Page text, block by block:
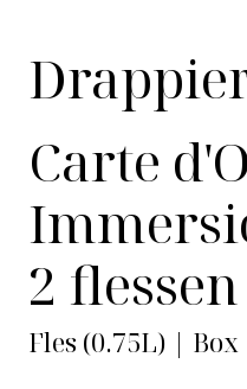
Carte
2 flessen
Fles (0.75L) | Box